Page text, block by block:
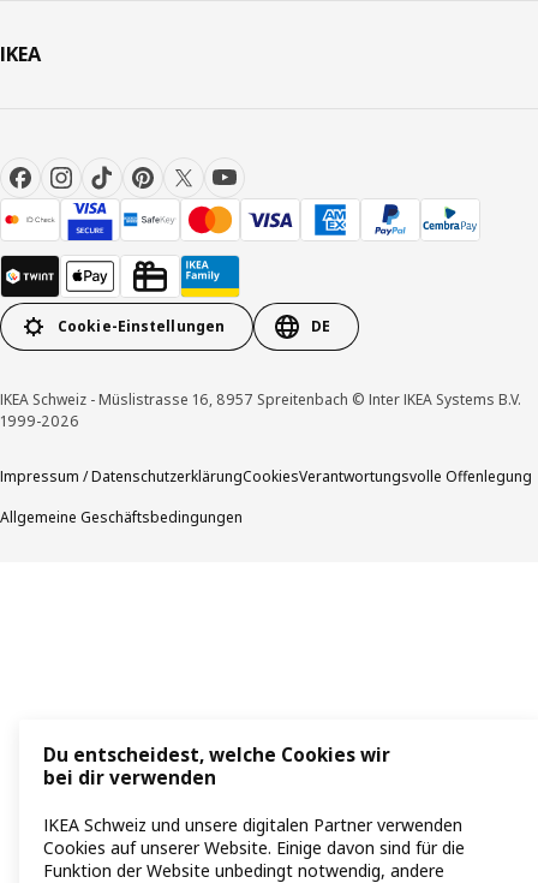
IKEA
Cookie-Einstellungen DE
IKEA Schweiz - Müslistrasse 16, 8957 Spreitenbach © Inter IKEA Systems B.V.
1999-2026
Impressum / DatenschutzerklärungCookiesVerantwortungsvolle Offenlegung
Allgemeine Geschäftsbedingungen
Du entscheidest, welche Cookies wir
bei dir verwenden
IKEA Schweiz und unsere digitalen Partner verwenden
Cookies auf unserer Website. Einige davon sind für die
Funktion der Website unbedingt notwendig, andere